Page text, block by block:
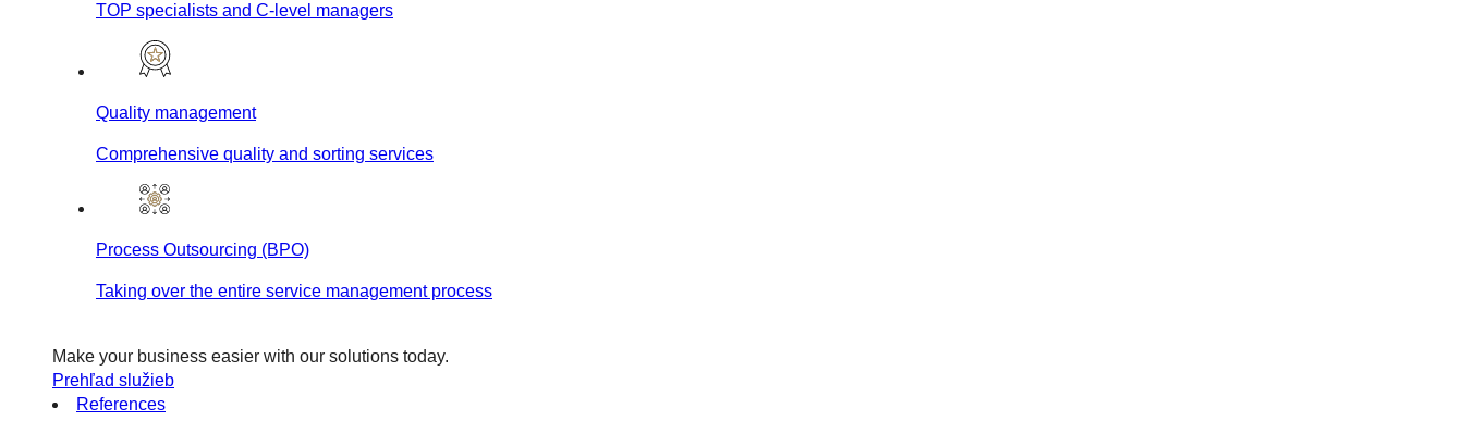
TOP specialists and C-level managers
Quality management
Comprehensive quality and sorting services
Process Outsourcing (BPO)
Taking over the entire service management process
Make your business easier with our solutions today.
Prehľad služieb
References